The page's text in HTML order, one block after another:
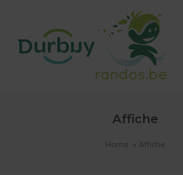
Affiche
Home Affiche